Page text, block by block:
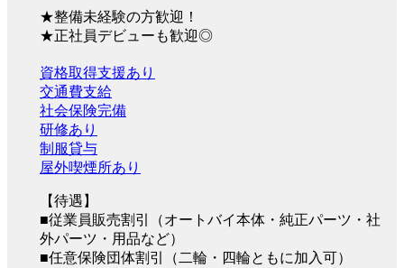
★整備未経験の方歓迎！
★正社員デビューも歓迎◎
資格取得支援あり
交通費支給
社会保険完備
研修あり
制服貸与
屋外喫煙所あり
【待遇】
■従業員販売割引（オートバイ本体・純正パーツ・社
外パーツ・用品など）
■任意保険団体割引（二輪・四輪ともに加入可）